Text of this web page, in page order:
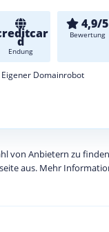
d
Endung
4,9/5
Bewertung
Eigener Domainrobot
von Anbietern zu
aus. Mehr